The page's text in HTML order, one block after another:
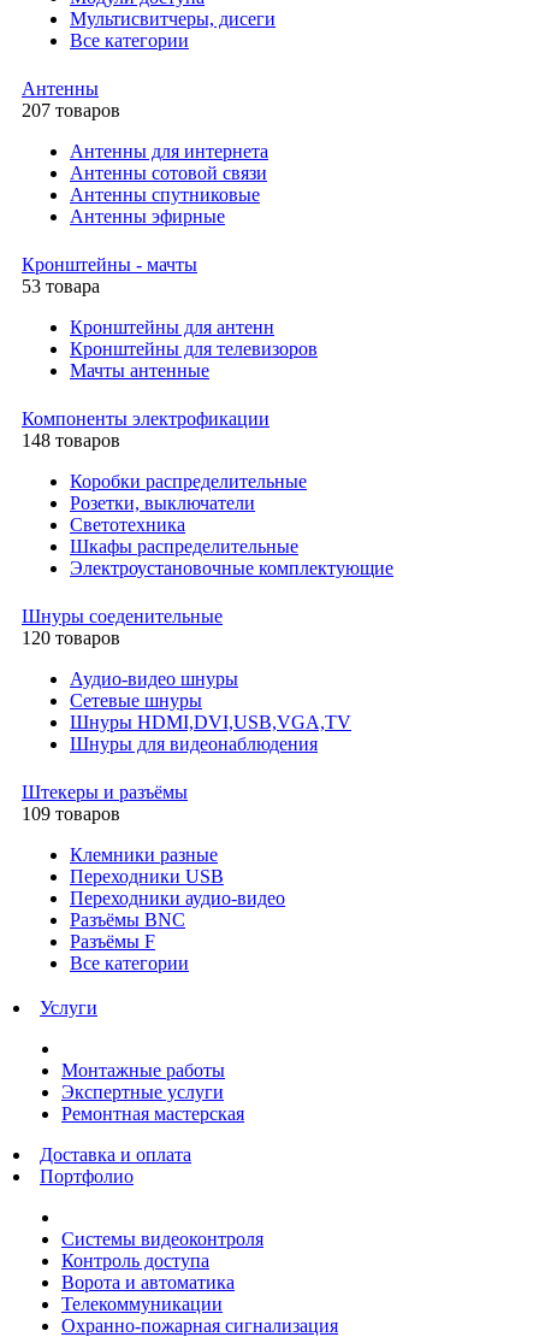
Мультисвитчеры, дисеги
Все категории
Антенны
207 товаров
Антенны для интернета
Антенны сотовой связи
Антенны спутниковые
Антенны эфирные
Кронштейны - мачты
53 товара
Кронштейны для антенн
Кронштейны для телевизоров
Мачты антенные
Компоненты электрофикации
148 товаров
Коробки распределительные
Розетки, выключатели
Светотехника
Шкафы распределительные
Электроустановочные комплектующие
Шнуры соеденительные
120 товаров
Аудио-видео шнуры
Сетевые шнуры
Шнуры HDMI,DVI,USB,VGA,TV
Шнуры для видеонаблюдения
Штекеры и разъёмы
109 товаров
Клемники разные
Переходники USB
Переходники аудио-видео
Разъёмы BNC
Разъёмы F
Все категории
Услуги
Монтажные работы
Экспертные услуги
Ремонтная мастерская
Доставка и оплата
Портфолио
Системы видеоконтроля
Контроль доступа
Ворота и автоматика
Телекоммуникации
Охранно-пожарная сигнализация